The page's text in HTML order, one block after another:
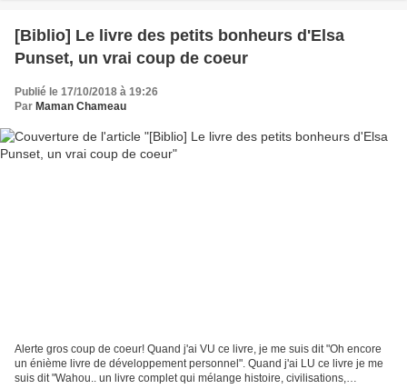
[Biblio] Le livre des petits bonheurs d'Elsa
Punset, un vrai coup de coeur
Publié le 17/10/2018 à 19:26
Par Maman Chameau
Alerte gros coup de coeur! Quand j'ai VU ce livre, je me suis dit "Oh encore
un énième livre de développement personnel". Quand j'ai LU ce livre je me
suis dit "Wahou.. un livre complet qui mélange histoire, civilisations,